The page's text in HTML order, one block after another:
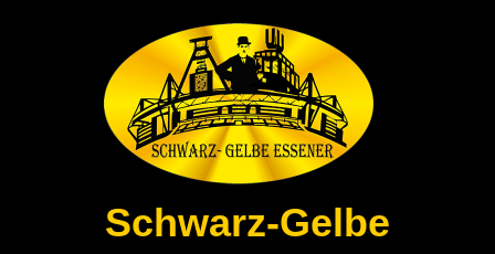
Schwarz-Gelbe